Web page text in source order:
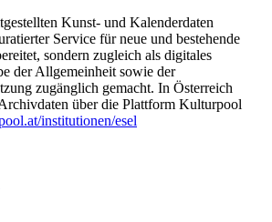
Albtraum/Vision“,
„Kognition/Imagination“ … mittels
Fotografie, Text/Skulptur und
freier Kurator und Autor, Wien
Kunst- und Kalenderdaten
Service für neue und bestehende
sondern zugleich als digitales
der Allgemeinheit sowie der
zugänglich gemacht. In Österreich
über die Plattform Kulturpool
institutionen/esel